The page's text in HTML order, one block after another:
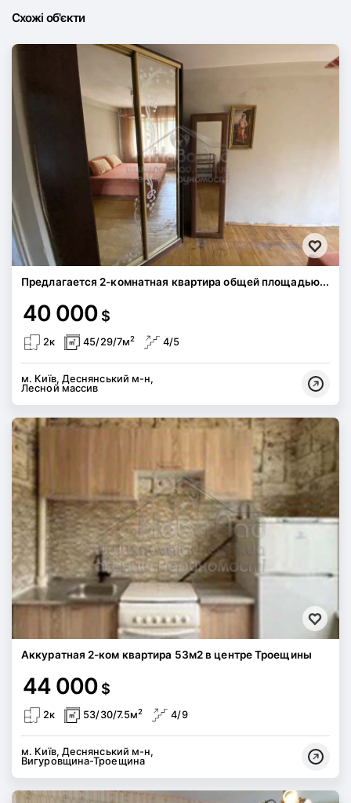
Схожі об'єкти
Предлагается 2-комнатная квартира общей площадью...
40 000 $
2к 45/29/7м2 4/5
м. Київ, Деснянський м-н,
Лесной массив
Аккуратная 2-ком квартира 53м2 в центре Троещины
44 000 $
2к 53/30/7.5м2 4/9
м. Київ, Деснянський м-н,
Вигуровщина-Троещина